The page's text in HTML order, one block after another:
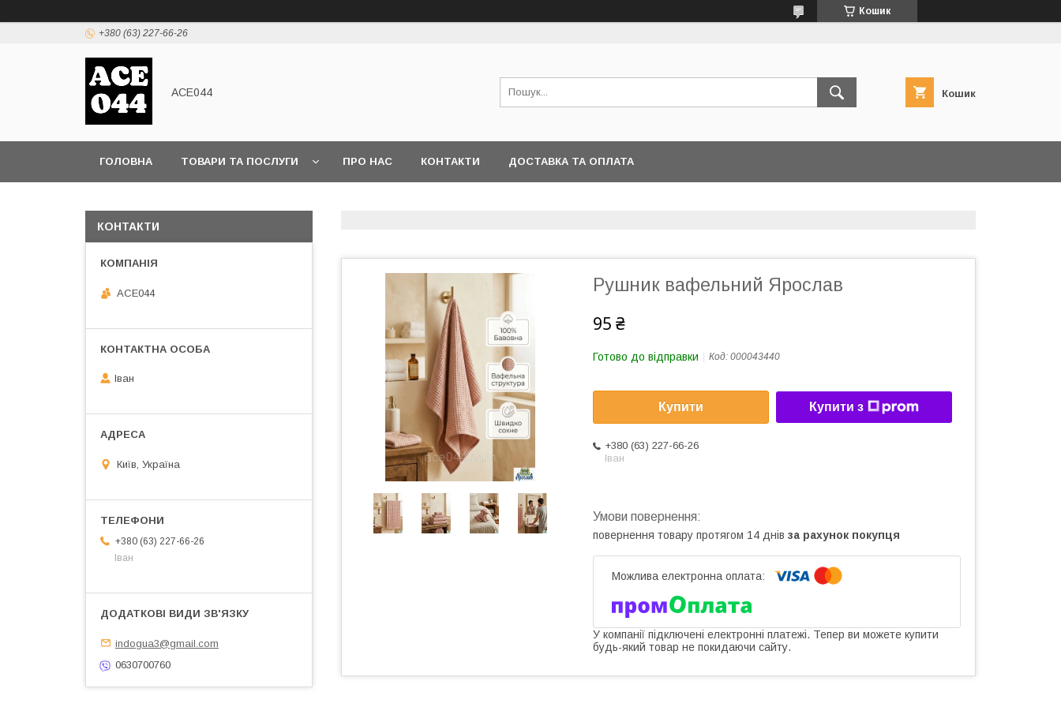
Кошик
+380 (63) 227-66-26
ACE044 Кошик
ГОЛОВНА ТОВАРИ ТА ПОСЛУГИ ПРО НАС КОНТАКТИ ДОСТАВКА ТА ОПЛАТА
Рушник вафельний Ярослав
95 ₴
Готово до відправки Код: 000043440
Купити Купити з
+380 (63) 227-66-26
Іван
повернення товару протягом 14 днів за рахунок покупця
У компанії підключені електронні платежі. Тепер ви можете купити
будь-який товар не покидаючи сайту.
КОНТАКТИ
ACE044
Іван
Київ, Україна
+380 (63) 227-66-26
Іван
indogua3@gmail.com
0630700760